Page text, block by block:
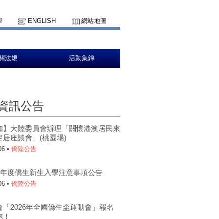
ENGLISH 網站地圖
法規 活動集錦
訊公告
】大陸委員會辦理「關懷港澳居民來
居座談會」(桃園場)
• 僑陸公告
度僑生新生入學注意事項公告
• 僑陸公告
「2026年全國僑生盃運動會」報名